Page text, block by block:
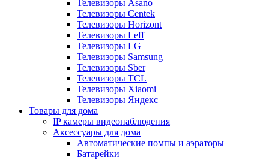
Телевизоры Asano
Телевизоры Centek
Телевизоры Horizont
Телевизоры Leff
Телевизоры LG
Телевизоры Samsung
Телевизоры Sber
Телевизоры TCL
Телевизоры Xiaomi
Телевизоры Яндекс
Товары для дома
IP камеры видеонаблюдения
Аксессуары для дома
Автоматические помпы и аэраторы
Батарейки